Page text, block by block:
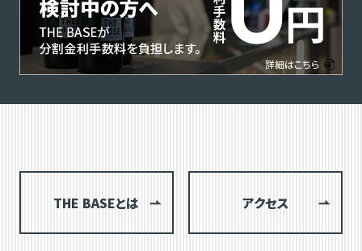
THE BASEとは アクセス